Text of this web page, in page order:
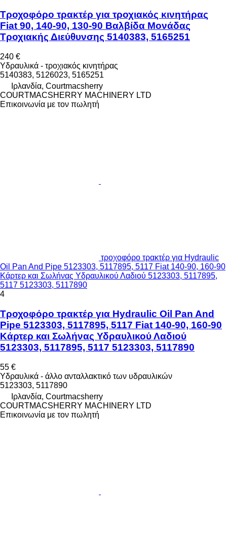
Τροχοφόρο τρακτέρ για τροχιακός κινητήρας
Fiat 90, 140-90, 130-90 Βαλβίδα Μονάδας
Τροχιακής Διεύθυνσης 5140383, 5165251
240 €
Υδραυλικά - τροχιακός κινητήρας
5140383, 5126023, 5165251
Ιρλανδία, Courtmacsherry
COURTMACSHERRY MACHINERY LTD
Επικοινωνία με τον πωλητή
τροχοφόρο τρακτέρ για Hydraulic
Oil Pan And Pipe 5123303, 5117895, 5117 Fiat 140-90, 160-90
Κάρτερ και Σωλήνας Υδραυλικού Λαδιού 5123303, 5117895,
5117 5123303, 5117890
4
Τροχοφόρο τρακτέρ για Hydraulic Oil Pan And
Pipe 5123303, 5117895, 5117 Fiat 140-90, 160-90
Κάρτερ και Σωλήνας Υδραυλικού Λαδιού
5123303, 5117895, 5117 5123303, 5117890
55 €
Υδραυλικά - άλλο ανταλλακτικό των υδραυλικών
5123303, 5117890
Ιρλανδία, Courtmacsherry
COURTMACSHERRY MACHINERY LTD
Επικοινωνία με τον πωλητή